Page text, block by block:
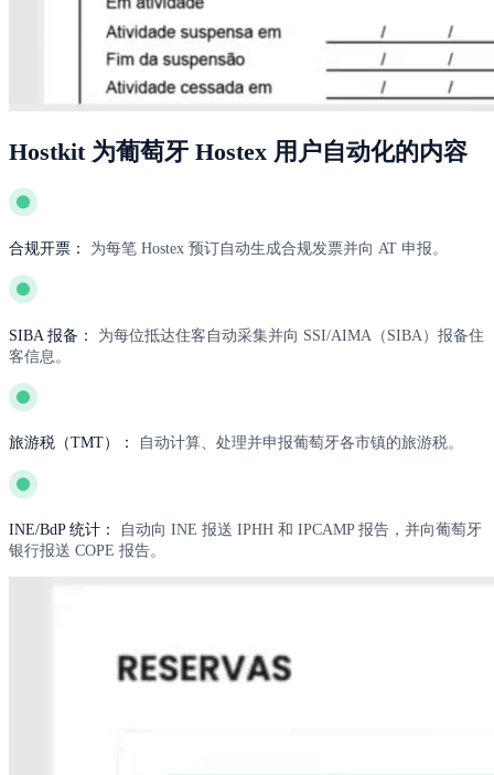
Hostkit 为葡萄牙 Hostex 用户自动化的内容
合规开票： 为每笔 Hostex 预订自动生成合规发票并向 AT 申报。
SIBA 报备：
为每位抵达住客自动采集并向 SSI/AIMA（SIBA）报备住
客信息。
旅游税（TMT）： 自动计算、处理并申报葡萄牙各市镇的旅游税。
INE/BdP 统计：
自动向 INE 报送 IPHH 和 IPCAMP 报告，并向葡萄牙
银行报送 COPE 报告。